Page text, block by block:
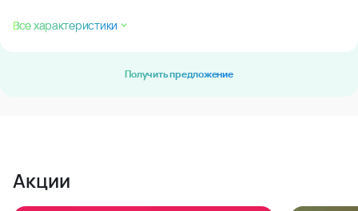
Все характеристики
Получить предложение
Акции